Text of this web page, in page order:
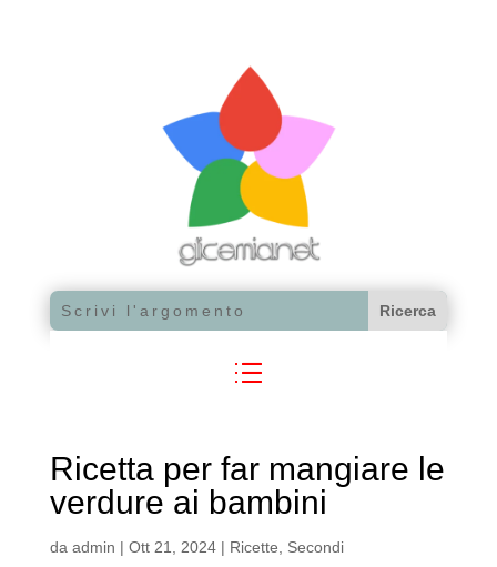
Ricetta per far mangiare le
verdure ai bambini
da admin | Ott 21, 2024| Ricette, Secondi